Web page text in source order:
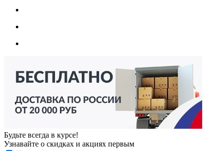
Будьте всегда в курсе!
Узнавайте о скидках и акциях первым